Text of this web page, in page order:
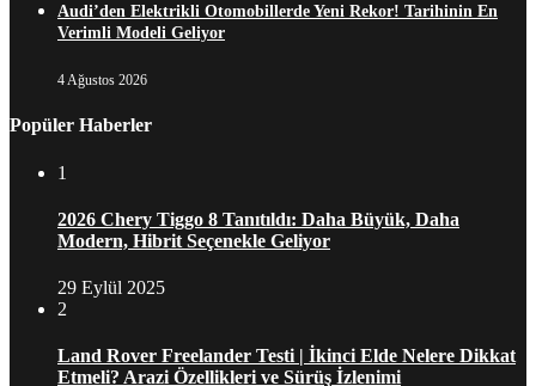
Audi’den Elektrikli Otomobillerde Yeni Rekor! Tarihinin En
Verimli Modeli Geliyor
4 Ağustos 2026
Popüler Haberler
1
2026 Chery Tiggo 8 Tanıtıldı: Daha Büyük, Daha
Modern, Hibrit Seçenekle Geliyor
29 Eylül 2025
2
Land Rover Freelander Testi | İkinci Elde Nelere Dikkat
Etmeli? Arazi Özellikleri ve Sürüş İzlenimi